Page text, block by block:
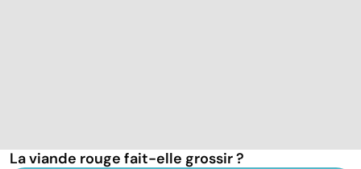
La viande rouge fait-elle grossir ?